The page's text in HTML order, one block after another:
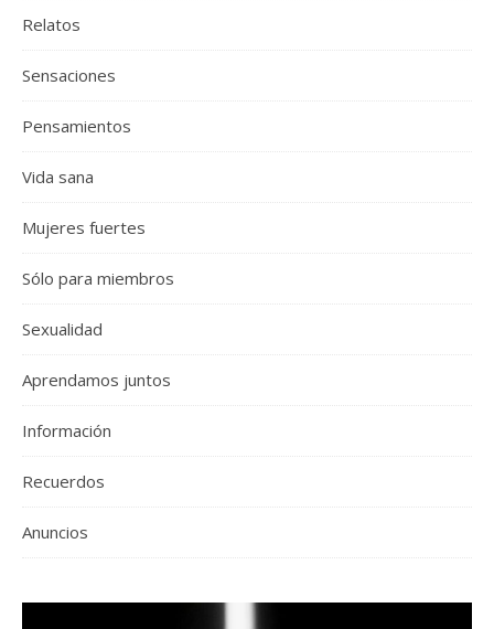
Relatos
Sensaciones
Pensamientos
Vida sana
Mujeres fuertes
Sólo para miembros
Sexualidad
Aprendamos juntos
Información
Recuerdos
Anuncios